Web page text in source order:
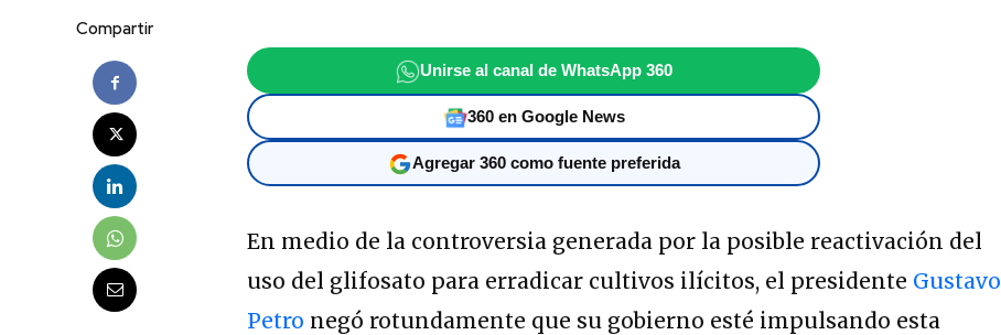
Compartir
Unirse al canal de WhatsApp 360
360 en Google News
Agregar 360 como fuente preferida
En medio de la controversia generada por la posible reactivación del
uso del glifosato para erradicar cultivos ilícitos, el presidente Gustavo
Petro negó rotundamente que su gobierno esté impulsando esta